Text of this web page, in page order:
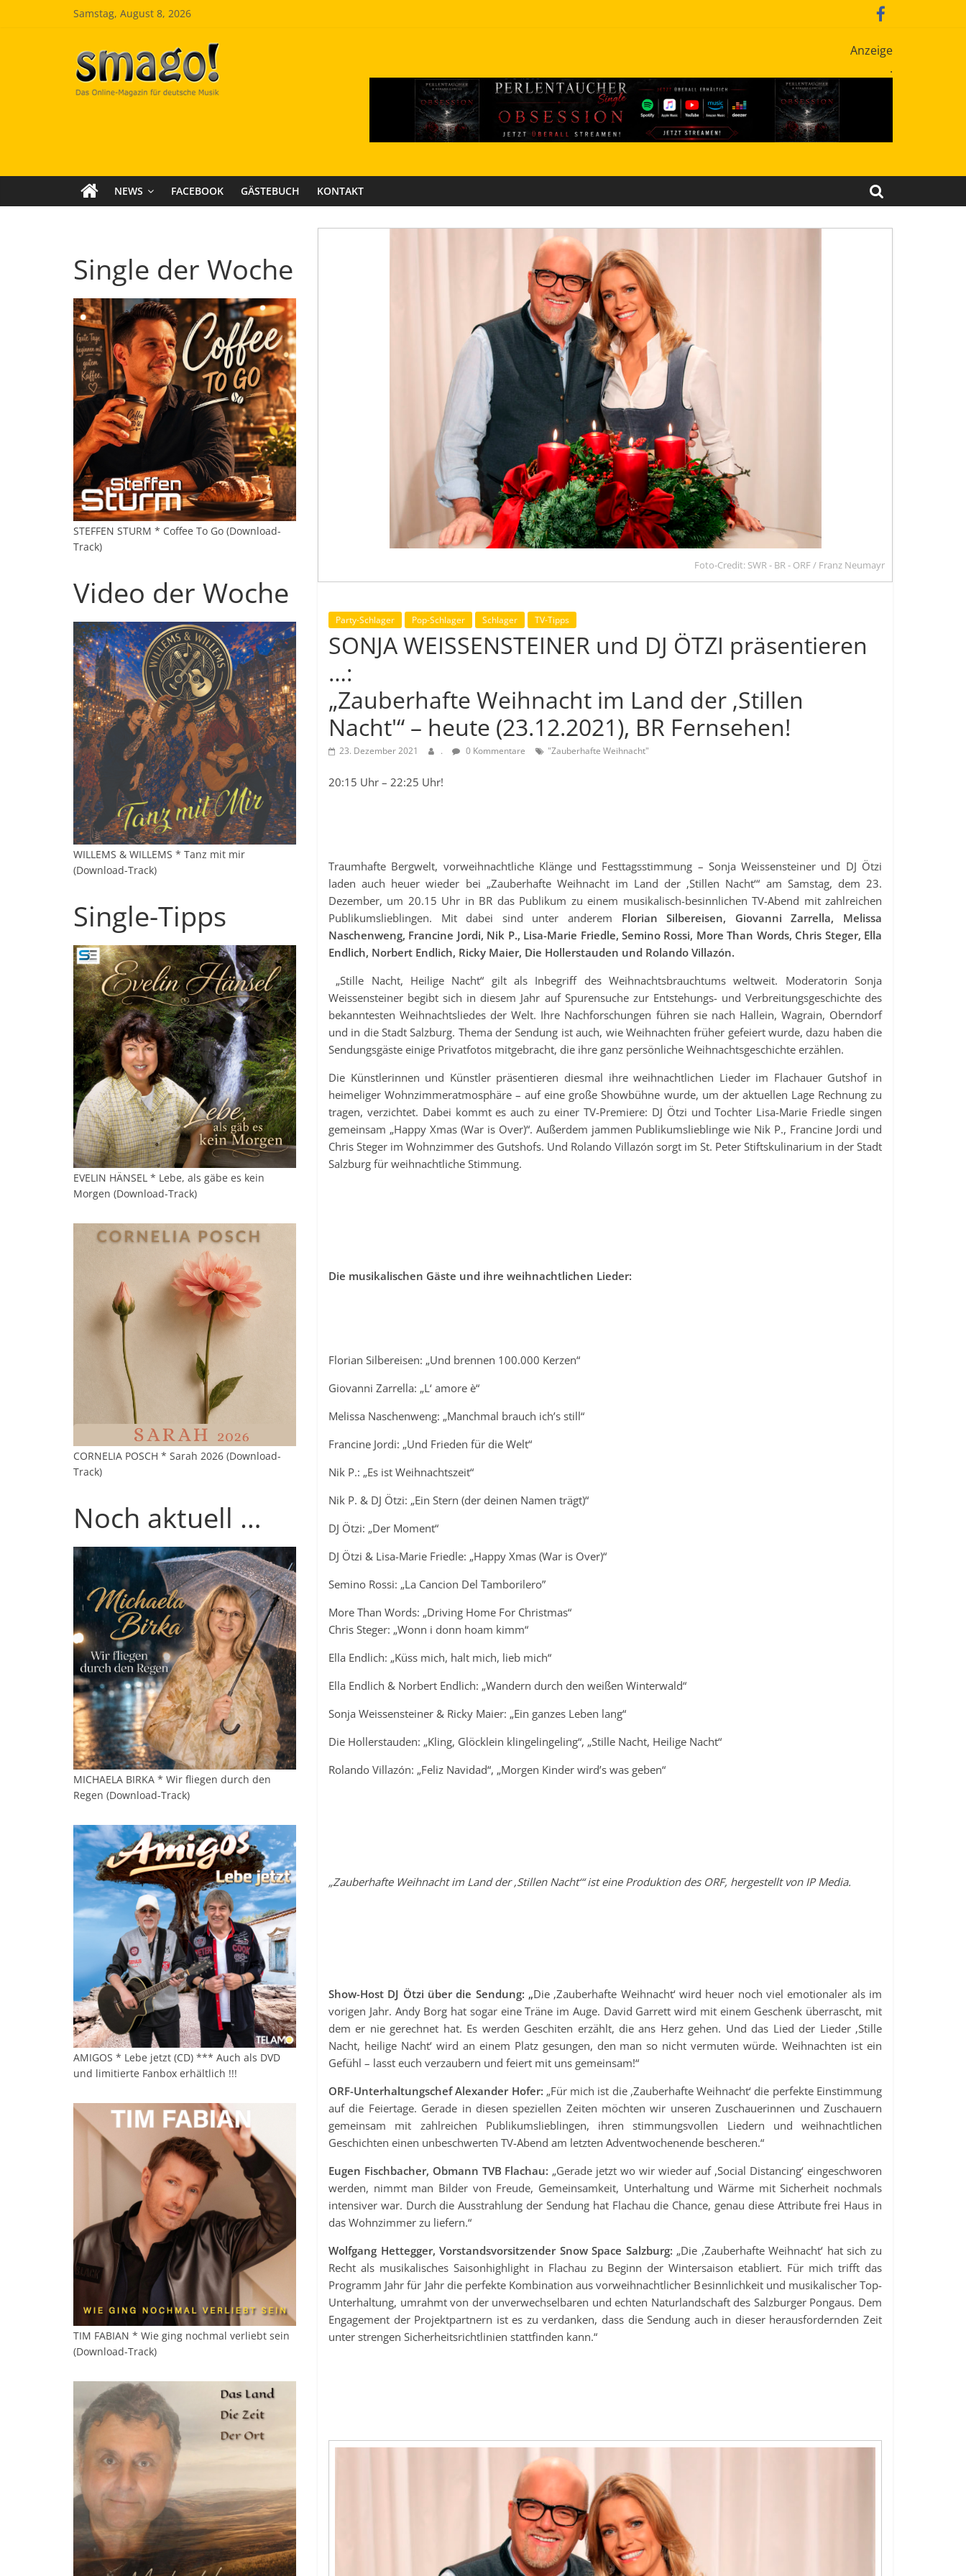
Samstag, August 8, 2026
Smago
SchlagerMAGazinOnline
Anzeige
.
NEWS FACEBOOK GÄSTEBUCH KONTAKT
Foto-Credit: SWR - BR - ORF / Franz Neumayr
Party-Schlager Pop-Schlager Schlager TV-Tipps
SONJA WEISSENSTEINER und DJ ÖTZI präsentieren
…:
„Zauberhafte Weihnacht im Land der ‚Stillen
Nacht'“ – heute (23.12.2021), BR Fernsehen!
23. Dezember 2021 . 0 Kommentare "Zauberhafte Weihnacht"
20:15 Uhr – 22:25 Uhr!
Traumhafte Bergwelt, vorweihnachtliche Klänge und Festtagsstimmung – Sonja Weissensteiner und DJ Ötzi
laden auch heuer wieder bei „Zauberhafte Weihnacht im Land der ‚Stillen Nacht‘“ am Samstag, dem 23.
Dezember, um 20.15 Uhr in BR das Publikum zu einem musikalisch-besinnlichen TV-Abend mit zahlreichen
Publikumslieblingen. Mit dabei sind unter anderem Florian Silbereisen, Giovanni Zarrella, Melissa
Naschenweng, Francine Jordi, Nik P., Lisa-Marie Friedle, Semino Rossi, More Than Words, Chris Steger, Ella
Endlich, Norbert Endlich, Ricky Maier, Die Hollerstauden und Rolando Villazón.
„Stille Nacht, Heilige Nacht“ gilt als Inbegriff des Weihnachtsbrauchtums weltweit. Moderatorin Sonja
Weissensteiner begibt sich in diesem Jahr auf Spurensuche zur Entstehungs- und Verbreitungsgeschichte des
bekanntesten Weihnachtsliedes der Welt. Ihre Nachforschungen führen sie nach Hallein, Wagrain, Oberndorf
und in die Stadt Salzburg. Thema der Sendung ist auch, wie Weihnachten früher gefeiert wurde, dazu haben die
Sendungsgäste einige Privatfotos mitgebracht, die ihre ganz persönliche Weihnachtsgeschichte erzählen.
Die Künstlerinnen und Künstler präsentieren diesmal ihre weihnachtlichen Lieder im Flachauer Gutshof in
heimeliger Wohnzimmeratmosphäre – auf eine große Showbühne wurde, um der aktuellen Lage Rechnung zu
tragen, verzichtet. Dabei kommt es auch zu einer TV-Premiere: DJ Ötzi und Tochter Lisa-Marie Friedle singen
gemeinsam „Happy Xmas (War is Over)“. Außerdem jammen Publikumslieblinge wie Nik P., Francine Jordi und
Chris Steger im Wohnzimmer des Gutshofs. Und Rolando Villazón sorgt im St. Peter Stiftskulinarium in der Stadt
Salzburg für weihnachtliche Stimmung.
Die musikalischen Gäste und ihre weihnachtlichen Lieder:
Florian Silbereisen: „Und brennen 100.000 Kerzen“
Giovanni Zarrella: „L‘ amore è“
Melissa Naschenweng: „Manchmal brauch ich’s still“
Francine Jordi: „Und Frieden für die Welt“
Nik P.: „Es ist Weihnachtszeit“
Nik P. & DJ Ötzi: „Ein Stern (der deinen Namen trägt)“
DJ Ötzi: „Der Moment“
DJ Ötzi & Lisa-Marie Friedle: „Happy Xmas (War is Over)“
Semino Rossi: „La Cancion Del Tamborilero”
More Than Words: „Driving Home For Christmas“
Chris Steger: „Wonn i donn hoam kimm“
Ella Endlich: „Küss mich, halt mich, lieb mich“
Ella Endlich & Norbert Endlich: „Wandern durch den weißen Winterwald“
Sonja Weissensteiner & Ricky Maier: „Ein ganzes Leben lang“
Die Hollerstauden: „Kling, Glöcklein klingelingeling“, „Stille Nacht, Heilige Nacht“
Rolando Villazón: „Feliz Navidad“, „Morgen Kinder wird’s was geben“
„Zauberhafte Weihnacht im Land der ‚Stillen Nacht‘“ ist eine Produktion des ORF, hergestellt von IP Media.
Show-Host DJ Ötzi über die Sendung: „Die ‚Zauberhafte Weihnacht‘ wird heuer noch viel emotionaler als im
vorigen Jahr. Andy Borg hat sogar eine Träne im Auge. David Garrett wird mit einem Geschenk überrascht, mit
dem er nie gerechnet hat. Es werden Geschiten erzählt, die ans Herz gehen. Und das Lied der Lieder ‚Stille
Nacht, heilige Nacht‘ wird an einem Platz gesungen, den man so nicht vermuten würde. Weihnachten ist ein
Gefühl – lasst euch verzaubern und feiert mit uns gemeinsam!“
ORF-Unterhaltungschef Alexander Hofer: „Für mich ist die ,Zauberhafte Weihnacht‘ die perfekte Einstimmung
auf die Feiertage. Gerade in diesen speziellen Zeiten möchten wir unseren Zuschauerinnen und Zuschauern
gemeinsam mit zahlreichen Publikumslieblingen, ihren stimmungsvollen Liedern und weihnachtlichen
Geschichten einen unbeschwerten TV-Abend am letzten Adventwochenende bescheren.“
Eugen Fischbacher, Obmann TVB Flachau: „Gerade jetzt wo wir wieder auf ,Social Distancing‘ eingeschworen
werden, nimmt man Bilder von Freude, Gemeinsamkeit, Unterhaltung und Wärme mit Sicherheit nochmals
intensiver war. Durch die Ausstrahlung der Sendung hat Flachau die Chance, genau diese Attribute frei Haus in
das Wohnzimmer zu liefern.“
Wolfgang Hettegger, Vorstandsvorsitzender Snow Space Salzburg: „Die ,Zauberhafte Weihnacht‘ hat sich zu
Recht als musikalisches Saisonhighlight in Flachau zu Beginn der Wintersaison etabliert. Für mich trifft das
Programm Jahr für Jahr die perfekte Kombination aus vorweihnachtlicher Besinnlichkeit und musikalischer Top-
Unterhaltung, umrahmt von der unverwechselbaren und echten Naturlandschaft des Salzburger Pongaus. Dem
Engagement der Projektpartnern ist es zu verdanken, dass die Sendung auch in dieser herausfordernden Zeit
unter strengen Sicherheitsrichtlinien stattfinden kann.“
Single der Woche
STEFFEN STURM * Coffee To Go (Download-
Track)
Video der Woche
WILLEMS & WILLEMS * Tanz mit mir
(Download-Track)
Single-Tipps
EVELIN HÄNSEL * Lebe, als gäbe es kein
Morgen (Download-Track)
CORNELIA POSCH * Sarah 2026 (Download-
Track)
Noch aktuell …
MICHAELA BIRKA * Wir fliegen durch den
Regen (Download-Track)
AMIGOS * Lebe jetzt (CD) *** Auch als DVD
und limitierte Fanbox erhältlich !!!
TIM FABIAN * Wie ging nochmal verliebt sein
(Download-Track)